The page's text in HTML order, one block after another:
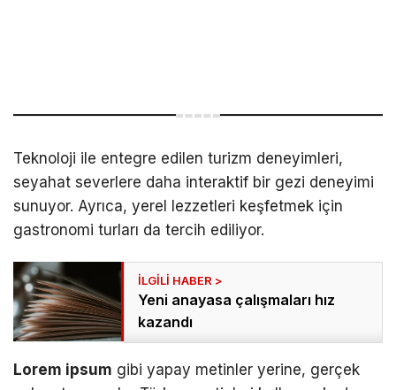
Teknoloji ile entegre edilen turizm deneyimleri,
seyahat severlere daha interaktif bir gezi deneyimi
sunuyor. Ayrıca, yerel lezzetleri keşfetmek için
gastronomi turları da tercih ediliyor.
Yeni anayasa çalışmaları hız
kazandı
Lorem ipsum gibi yapay metinler yerine, gerçek